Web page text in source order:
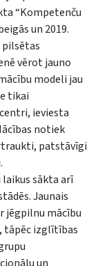
“Kompetenču
un 2019.
pilsētas
vērot jauno
modeli jau
tikai
ieviesta
notiek
patstāvīgi
sākta arī
Jaunais
jēgpilnu mācību
tāpēc izglītības